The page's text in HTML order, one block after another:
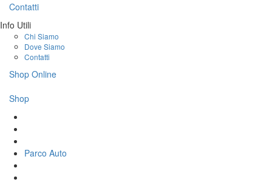
Contatti
Info Utili
Chi Siamo
Dove Siamo
Contatti
Shop Online
Shop
Parco Auto